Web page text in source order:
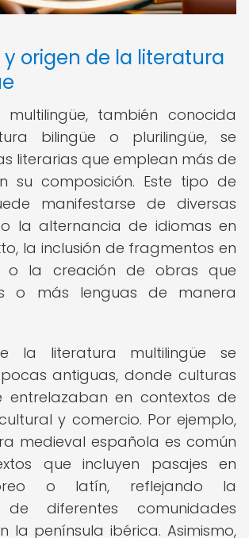
y origen de la literatura
también conocida
bilingüe o plurilingüe, se
literarias que emplean más de
su composición. Este tipo de
manifestarse de diversas
la alternancia de idiomas en
la inclusión de fragmentos en
o la creación de obras que
o más lenguas de manera
la literatura multilingüe se
antiguas, donde culturas
entrelazaban en contextos de
y comercio. Por ejemplo,
medieval española es común
que incluyen pasajes en
o latín, reflejando la
de diferentes comunidades
la península ibérica. Asimismo,